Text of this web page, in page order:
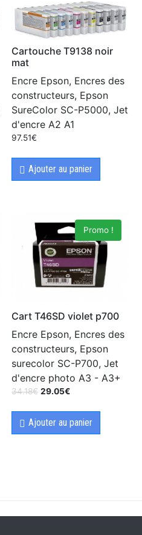
Cartouche T9138 noir
mat
Encre Epson, Encres des
constructeurs, Epson
SureColor SC-P5000, Jet
d'encre A2 A1
97.51€
Ajouter au panier
Promo !
Cart T46SD violet p700
Encre Epson, Encres des
constructeurs, Epson
surecolor SC-P700, Jet
d'encre photo A3 - A3+
34.18€ 29.05€
Ajouter au panier